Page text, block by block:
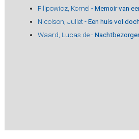
Filipowicz, Kornel -Memoir van
Nicolson, Juliet -Een huis vol
Waard, Lucas de -Nachtbezorger